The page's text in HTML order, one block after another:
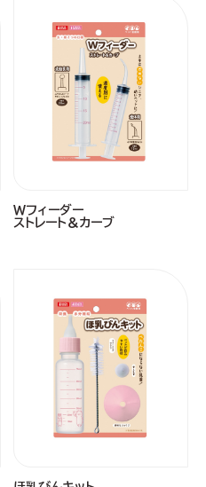
Ｗフィーダー
ストレート＆カーブ